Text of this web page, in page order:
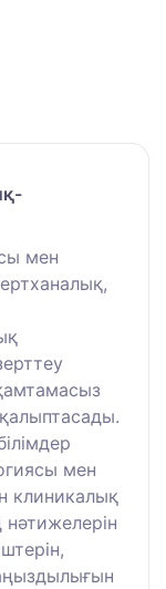
мен
мен
клиникалық
нәтижелерін